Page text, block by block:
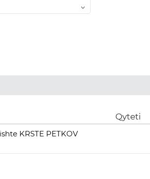
Qyteti
KRSTE PETKOV